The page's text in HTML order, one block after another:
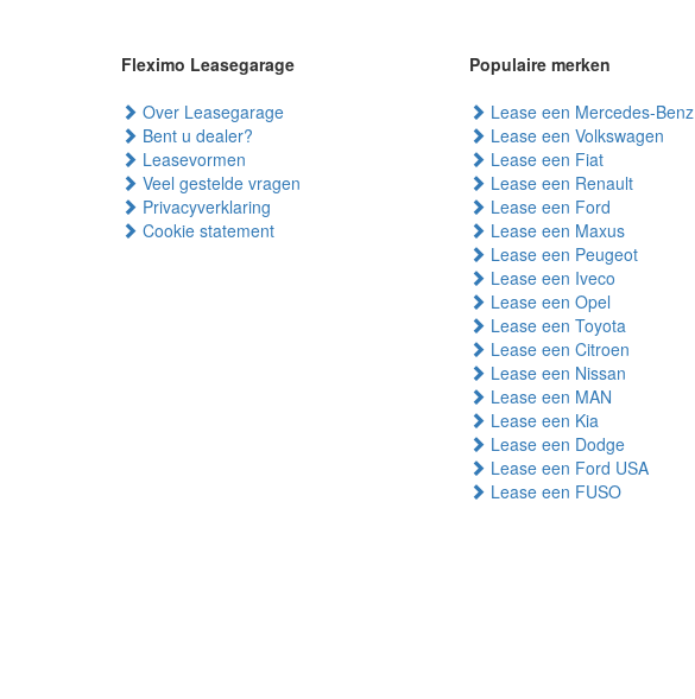
Fleximo Leasegarage
Over Leasegarage
Bent u dealer?
Leasevormen
Veel gestelde vragen
Privacyverklaring
Cookie statement
Populaire merken
Lease een Mercedes-Benz
Lease een Volkswagen
Lease een Fiat
Lease een Renault
Lease een Ford
Lease een Maxus
Lease een Peugeot
Lease een Iveco
Lease een Opel
Lease een Toyota
Lease een Citroen
Lease een Nissan
Lease een MAN
Lease een Kia
Lease een Dodge
Lease een Ford USA
Lease een FUSO